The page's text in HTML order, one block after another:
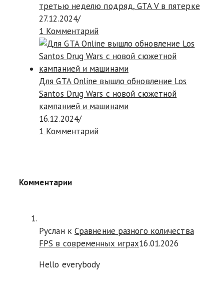
третью неделю подряд, GTA V в пятерке
27.12.2024/
1 Комментарий
Для GTA Online вышло обновление Los
Santos Drug Wars с новой сюжетной
кампанией и машинами
16.12.2024/
1 Комментарий
Комментарии
Русланк Сравнение разного количества
FPS в современных играх16.01.2026
Hello everybody